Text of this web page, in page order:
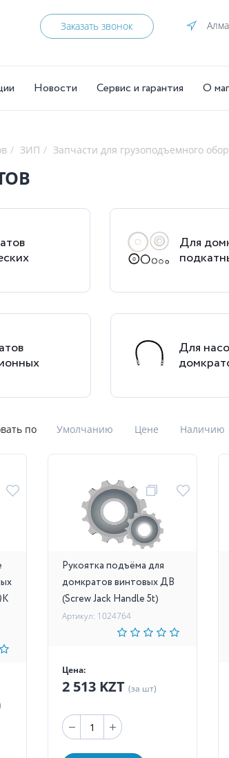
Заказать звонок
Новости Сервис и гарантия О
ЗИП Запчасти для грузоподъемного
Для
Для
по Умолчанию Цене Наличию
Рукоятка подъёма для
домкратов винтовых ДВ
(Screw Jack Handle 5t)
Артикул: 1024764
Цена:
2 513 KZT (за шт)